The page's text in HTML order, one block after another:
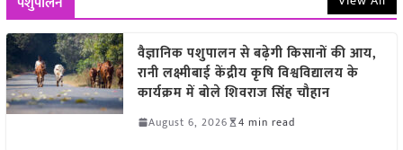
वैज्ञानिक पशुपालन से बढ़ेगी किसानों की आय,
रानी लक्ष्मीबाई केंद्रीय कृषि विश्वविद्यालय के
कार्यक्रम में बोले शिवराज सिंह चौहान
August 6, 2026 4 min read